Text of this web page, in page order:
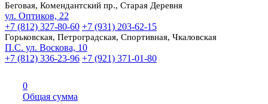
Беговая, Комендантский пр., Старая Деревня
ул. Оптиков, 22
+7 (812) 327-80-60 +7 (931) 203-62-15
Горьковская, Петроградская, Спортивная, Чкаловская
П.С. ул. Воскова, 10
+7 (812) 336-23-96 +7 (921) 371-01-80
0
Общая сумма